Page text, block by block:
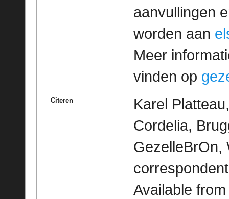
aanvullingen
worden aan
Meer
vinden op
Citeren
Karel
Cordelia,
GezelleBrOn,
Available